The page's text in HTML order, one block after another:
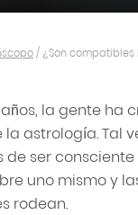
/¿Son compatibles
la gente ha
astrología. Tal
ser
uno mismo y
rodean.